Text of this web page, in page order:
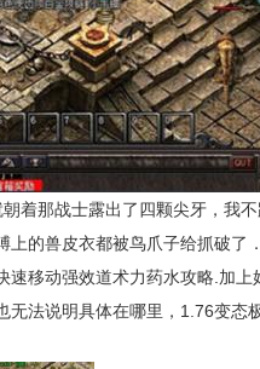
着那战士露出了四颗尖牙，我
上的兽皮衣都被鸟爪子给抓破了
速移动强效道术力药水攻略.加
无法说明具体在哪里，1.76变态